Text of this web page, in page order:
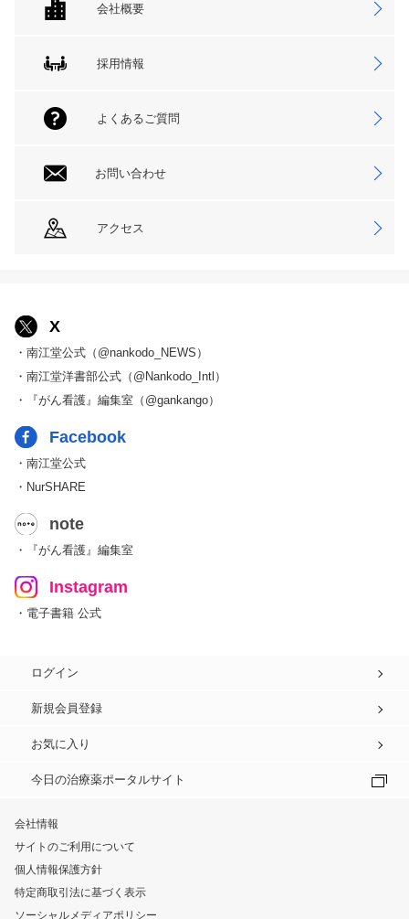
会社概要
採用情報
よくあるご質問
お問い合わせ
アクセス
X
・南江堂公式（@nankodo_NEWS）
・南江堂洋書部公式（@Nankodo_Intl）
・『がん看護』編集室（@gankango）
Facebook
・南江堂公式
・NurSHARE
note
・『がん看護』編集室
Instagram
・電子書籍 公式
ログイン
新規会員登録
お気に入り
今日の治療薬ポータルサイト
会社情報
サイトのご利用について
個人情報保護方針
特定商取引法に基づく表示
ソーシャルメディアポリシー